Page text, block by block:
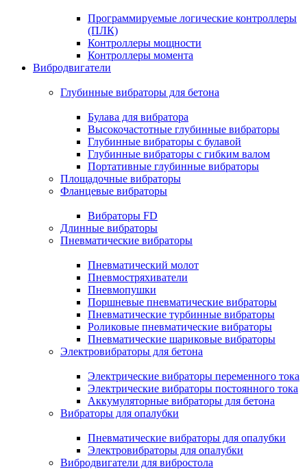
Программируемые логические контроллеры
(ПЛК)
Контроллеры мощности
Контроллеры момента
Вибродвигатели
Глубинные вибраторы для бетона
Булава для вибратора
Высокочастотные глубинные вибраторы
Глубинные вибраторы с булавой
Глубинные вибраторы с гибким валом
Портативные глубинные вибраторы
Площадочные вибраторы
Фланцевые вибраторы
Вибраторы FD
Длинные вибраторы
Пневматические вибраторы
Пневматический молот
Пневмостряхиватели
Пневмопушки
Поршневые пневматические вибраторы
Пневматические турбинные вибраторы
Роликовые пневматические вибраторы
Пневматические шариковые вибраторы
Электровибраторы для бетона
Электрические вибраторы переменного тока
Электрические вибраторы постоянного тока
Аккумуляторные вибраторы для бетона
Вибраторы для опалубки
Пневматические вибраторы для опалубки
Электровибраторы для опалубки
Вибродвигатели для вибростола